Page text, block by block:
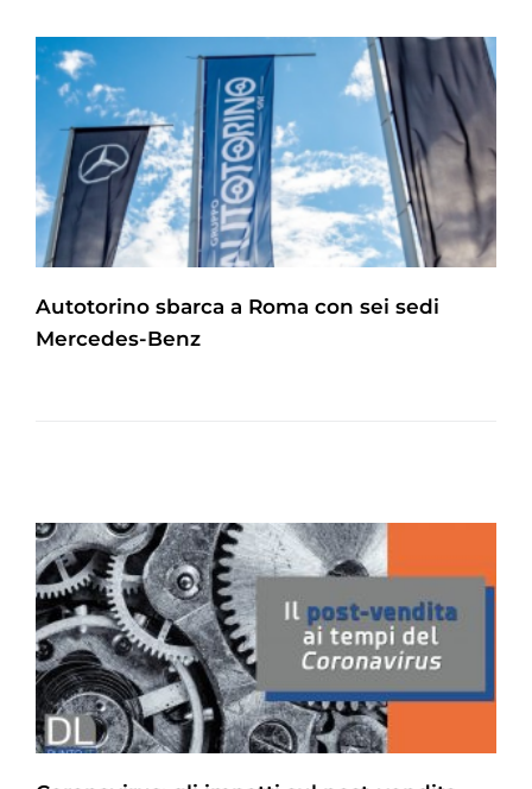
Autotorino sbarca a Roma con sei sedi
Mercedes-Benz